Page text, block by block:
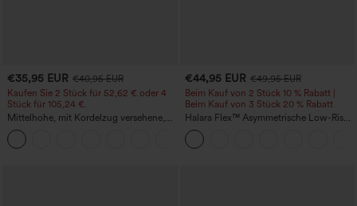
€35,95 EUR €40,95 EUR
Kaufen Sie 2 Stück für 52,62 € oder 4
Stück für 105,24 €.
Mittelhohe, mit Kordelzug versehene,
schnelltrocknende Golfhose mit schmal
zulaufendem Schnitt, abgerundetem
Saum und Taschen – UPF 40+
€44,95 EUR €49,95 EUR
Beim Kauf von 2 Stück 10 % Rabatt |
Beim Kauf von 3 Stück 20 % Rabatt
Halara Flex™ Asymmetrische Low-Rise-
Jeans mit Reißverschlusstaschen,
Baggy-Stil, weitem Bein, gewaschen,
lässig